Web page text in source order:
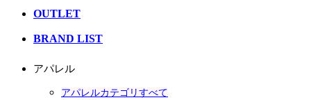
OUTLET
BRAND LIST
アパレル
アパレルカテゴリすべて